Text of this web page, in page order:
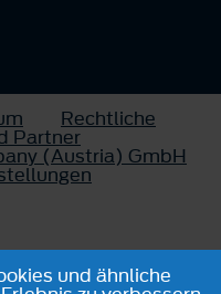
Rechtliche
Partner
(Austria) GmbH
und ähnliche